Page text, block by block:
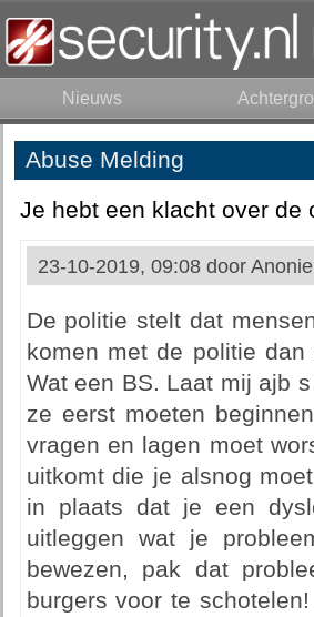
Nieuws
Abuse Melding
Je hebt een klacht over de
23-10-2019, 09:08 door
De politie stelt dat
komen met de politie
Wat een BS. Laat mij ajb
ze eerst moeten
vragen en lagen moet
uitkomt die je alsnog
in plaats dat je een
uitleggen wat je
bewezen, pak dat
burgers voor te